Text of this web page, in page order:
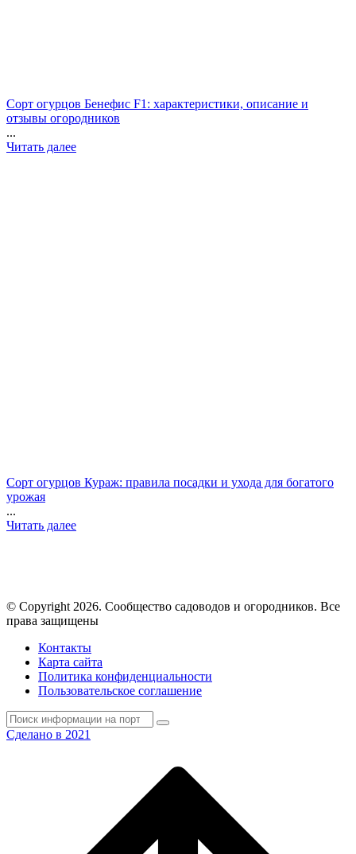
Сорт огурцов Бенефис F1: характеристики, описание и
отзывы огородников
...
Читать далее
Сорт огурцов Кураж: правила посадки и ухода для богатого
урожая
...
Читать далее
© Copyright 2026. Cообщество садоводов и огородников. Все
права защищены
Контакты
Карта сайта
Политика конфиденциальности
Пользовательское соглашение
Сделано в 2021